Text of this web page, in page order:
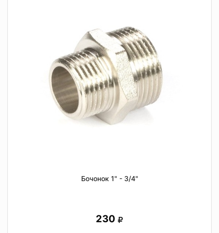
Бочонок 1" - 3/4"
230